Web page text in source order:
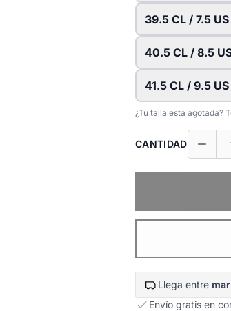
39.5 CL / 7.5
40.5 CL / 8.5
41.5 CL / 9.5
¿Tu talla está agotada?
CANTIDAD
Llega entre mar
Envío gratis en